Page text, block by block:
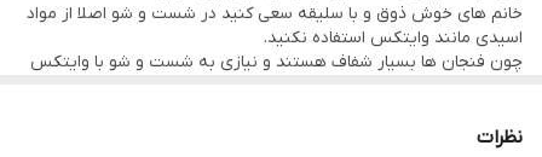
گذاشته شده است.
خانم های خوش ذوق و با سليقه سعی کنید در شست و شو اصلا از مواد
اسیدی مانند وایتکس استفاده نکنید.
چون فنجان ها بسیار شفاف هستند و نیازی به شست و شو با وایتکس
جذابیت و زیبایی آن را از بین می‌برد.
نظرات